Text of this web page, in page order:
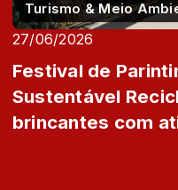
Turismo & Meio
27/06/2026
Festival de
Sustentável
brincantes com